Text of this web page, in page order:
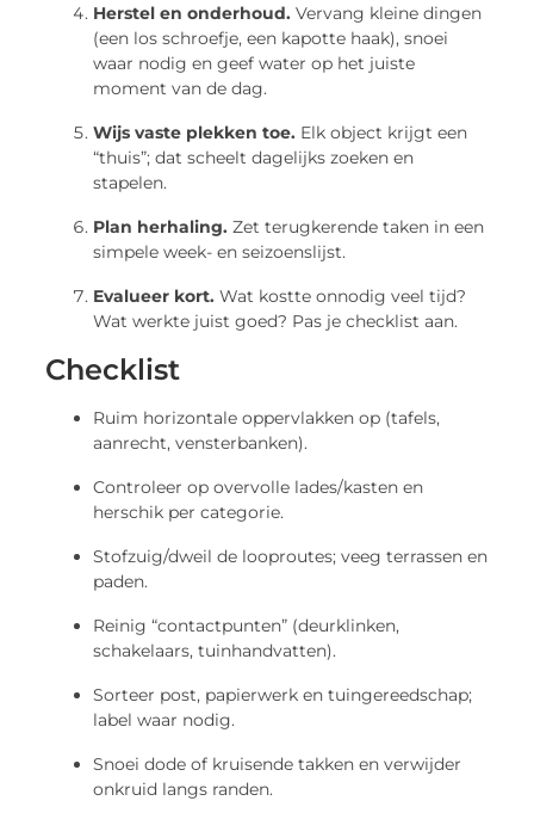
Herstel en onderhoud. Vervang kleine dingen
(een los schroefje, een kapotte haak), snoei
waar nodig en geef water op het juiste
moment van de dag.
Wijs vaste plekken toe. Elk object krijgt een
“thuis”; dat scheelt dagelijks zoeken en
stapelen.
Plan herhaling. Zet terugkerende taken in een
simpele week- en seizoenslijst.
Evalueer kort. Wat kostte onnodig veel tijd?
Wat werkte juist goed? Pas je checklist aan.
Checklist
Ruim horizontale oppervlakken op (tafels,
aanrecht, vensterbanken).
Controleer op overvolle lades/kasten en
herschik per categorie.
Stofzuig/dweil de looproutes; veeg terrassen en
paden.
Reinig “contactpunten” (deurklinken,
schakelaars, tuinhandvatten).
Sorteer post, papierwerk en tuingereedschap;
label waar nodig.
Snoei dode of kruisende takken en verwijder
onkruid langs randen.